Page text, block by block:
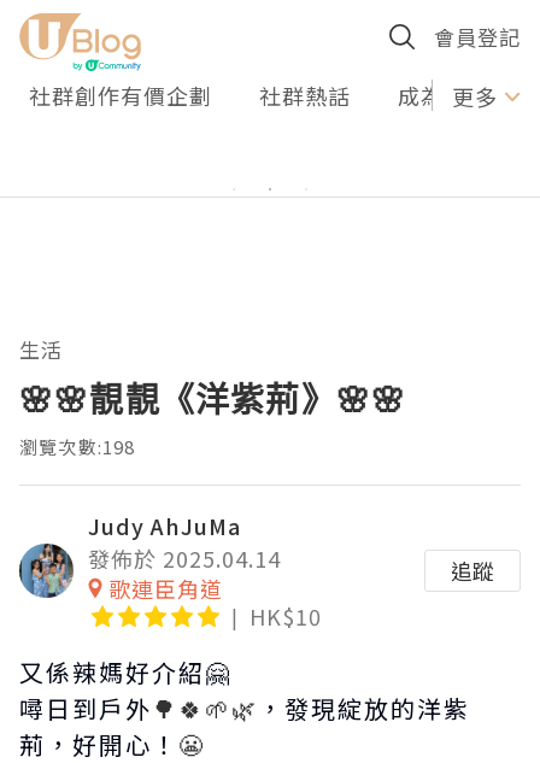
會員登記
社群創作有價企劃 社群熱話 成為U更多
生活
🌸🌸靚靚《洋紫荊》🌸🌸
瀏覽次數:198
Judy AhJuMa
發佈於 2025.04.14
歌連臣角道
HK$10
追蹤
又係辣媽好介紹🤗
噚日到戶外🌳🍀🌱🌿 ，發現綻放的洋紫
荊，好開心！ 😬